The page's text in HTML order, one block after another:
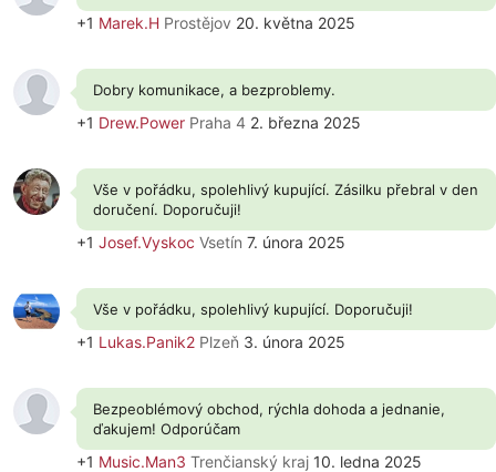
+1 Marek.H Prostějov 20. května 2025
Dobry komunikace, a bezproblemy.
+1 Drew.Power Praha 4 2. března 2025
Vše v pořádku, spolehlivý kupující. Zásilku přebral v den
doručení. Doporučuji!
+1 Josef.Vyskoc Vsetín 7. února 2025
Vše v pořádku, spolehlivý kupující. Doporučuji!
+1 Lukas.Panik2 Plzeň 3. února 2025
Bezpeoblémový obchod, rýchla dohoda a jednanie,
ďakujem! Odporúčam
+1 Music.Man3 Trenčianský kraj 10. ledna 2025